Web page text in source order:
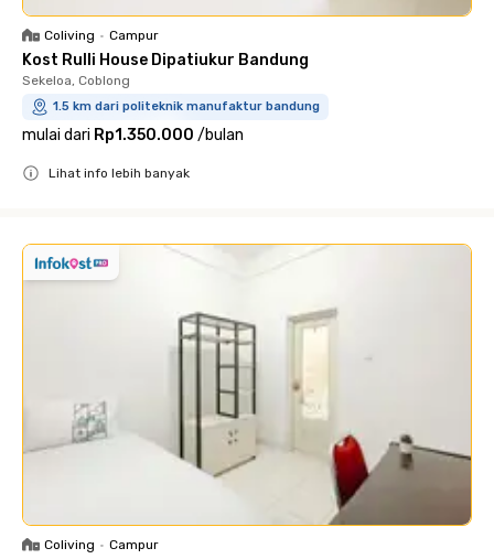
Coliving • Campur
Kost Rulli House Dipatiukur Bandung
Sekeloa, Coblong
1.5 km dari politeknik manufaktur bandung
mulai dari Rp1.350.000 /bulan
Lihat info lebih banyak
Coliving • Campur